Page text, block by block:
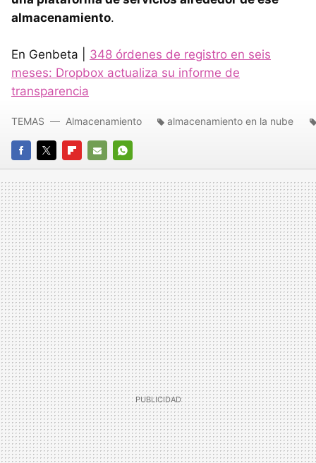
almacenamiento.
En Genbeta | 348 órdenes de registro en seis
meses: Dropbox actualiza su informe de
transparencia
FACEBOOK
TWITTERFLIPBOARD
E-
MAIL
WHATSAPP
TEMAS Almacenamiento almacenamiento en la nube